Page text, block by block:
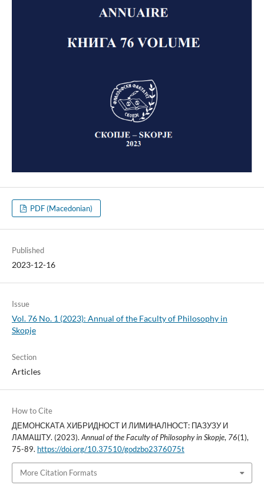
PDF (Macedonian)
Published
2023-12-16
Issue
Vol. 76 No. 1 (2023): Annual of the Faculty of Philosophy in
Skopje
Section
Articles
How to Cite
ДЕМОНСКАТА ХИБРИДНОСТ И ЛИМИНАЛНОСТ: ПАЗУЗУ И
ЛАМАШТУ. (2023).Annual of the Faculty of Philosophy in Skopje, 76(1),
75-89. https://doi.org/10.37510/godzbo2376075t
More Citation Formats